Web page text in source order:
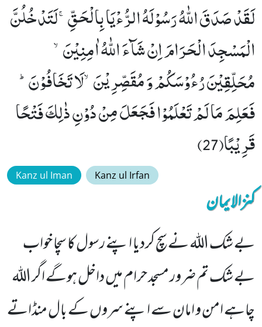
لَقَدْ صَدَقَ اللّٰهُ رَسُوْلَهُ الرُّءْیَا بِالْحَقِّۚ-لَتَدْخُلُنَّ
الْمَسْجِدَ الْحَرَامَ اِنْ شَآءَ اللّٰهُ اٰمِنِیْنَۙ-
مُحَلِّقِیْنَ رُءُوْسَكُمْ وَ مُقَصِّرِیْنَۙ-لَا تَخَافُوْنَؕ-
فَعَلِمَ مَا لَمْ تَعْلَمُوْا فَجَعَلَ مِنْ دُوْنِ ذٰلِكَ فَتْحًا
قَرِیْبًا(27)
Kanz ul Iman Kanz ul Irfan
کنزالایمان
بے شک اللہ نے سچ کردیا اپنے رسول کا سچا خواب
بے شک تم ضرور مسجد حرام میں داخل ہوگے اگر اللہ
چاہے امن و امان سے اپنے سروں کے بال منڈاتے